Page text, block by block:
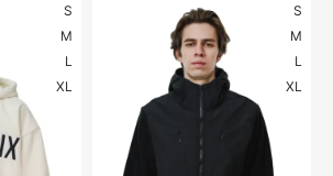
S
M
L
XL
S
M
L
XL